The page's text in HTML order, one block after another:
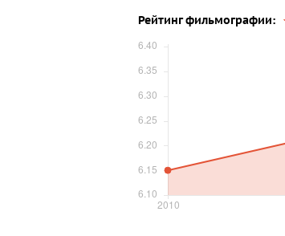
Рейтинг фильмографии: